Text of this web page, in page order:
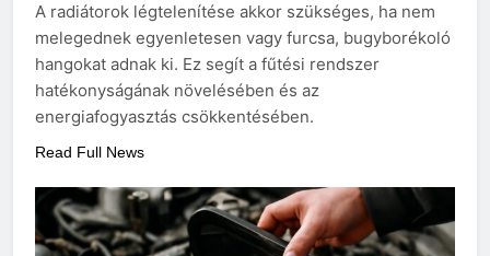
A radiátorok légtelenítése akkor szükséges, ha nem
melegednek egyenletesen vagy furcsa, bugyborékoló
hangokat adnak ki. Ez segít a fűtési rendszer
hatékonyságának növelésében és az
energiafogyasztás csökkentésében.
Read Full News